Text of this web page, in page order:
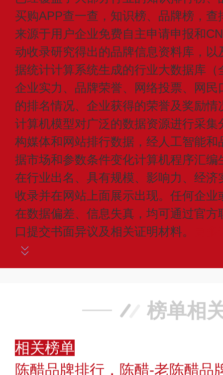
买购APP查一查，知识榜、品牌榜，
来源于用户企业免费自主申请申报和
动收录研究得出的品牌信息资料库，
据统计计算系统生成的行业大数据库
企业实力、品牌荣誉、网络投票、网
的排名情况、企业获得的荣誉及奖励
计算机模型对广泛的数据资源进行采
构媒体和网站排行数据，经人工智能
据市场和参数条件变化计算机程序汇
在行业出名、具有规模、影响力、经
收录并在网站上面展示出现。任何企
在数据偏差、信息失真，均可通过官
口提交书面异议及相关证明材料。
榜单相
相关榜单
陈醋品牌排行，陈醋-老陈醋品